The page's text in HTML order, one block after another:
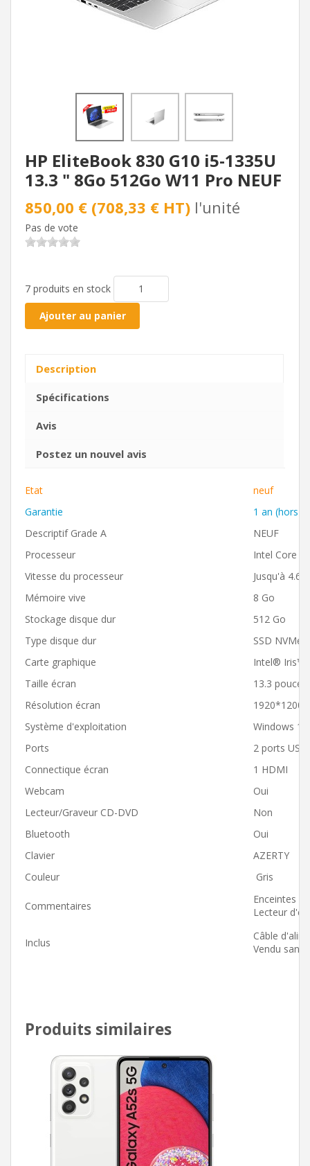
HP EliteBook 830 G10 i5-1335U
13.3 " 8Go 512Go W11 Pro NEUF
850,00 € (708,33 € HT) l'unité
Pas de vote
7 produits en stock
Ajouter au panier
Description
Spécifications
Avis
Postez un nouvel avis
Etat
neuf
Garantie
1 an (hors
Descriptif Grade A
NEUF
Processeur
Intel Core
Vitesse du processeur
Jusqu'à
Mémoire vive
8 Go
Stockage disque dur
512 Go
Type disque dur
SSD NVMe
Carte graphique
Intel® Iris™
Taille écran
13.3 pouces
Résolution écran
1920*1200
Système d'exploitation
Windows
Ports
2 ports
Connectique écran
1 HDMI
Webcam
Oui
Lecteur/Graveur CD-DVD
Non
Bluetooth
Oui
Clavier
AZERTY
Couleur
Gris
Commentaires
Enceintes
Lecteur
Inclus
Câble
Vendu sans
Produits similaires